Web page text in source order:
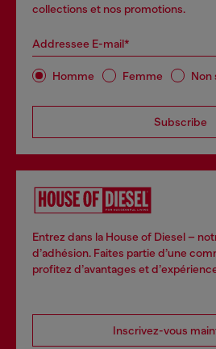
collections et nos promotions.
Addressee E-mail*
Homme Femme Non
Subscribe
Entrez dans la House of Diesel –
d’adhésion. Faites partie d’une
profitez d’avantages et
Inscrivez-vous